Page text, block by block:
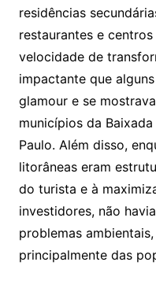
residências
restaurantes e
velocidade de
impactante que
glamour e se
municípios da
Paulo. Além disso,
litorâneas eram
do turista e à
investidores, não
problemas
principalmente das